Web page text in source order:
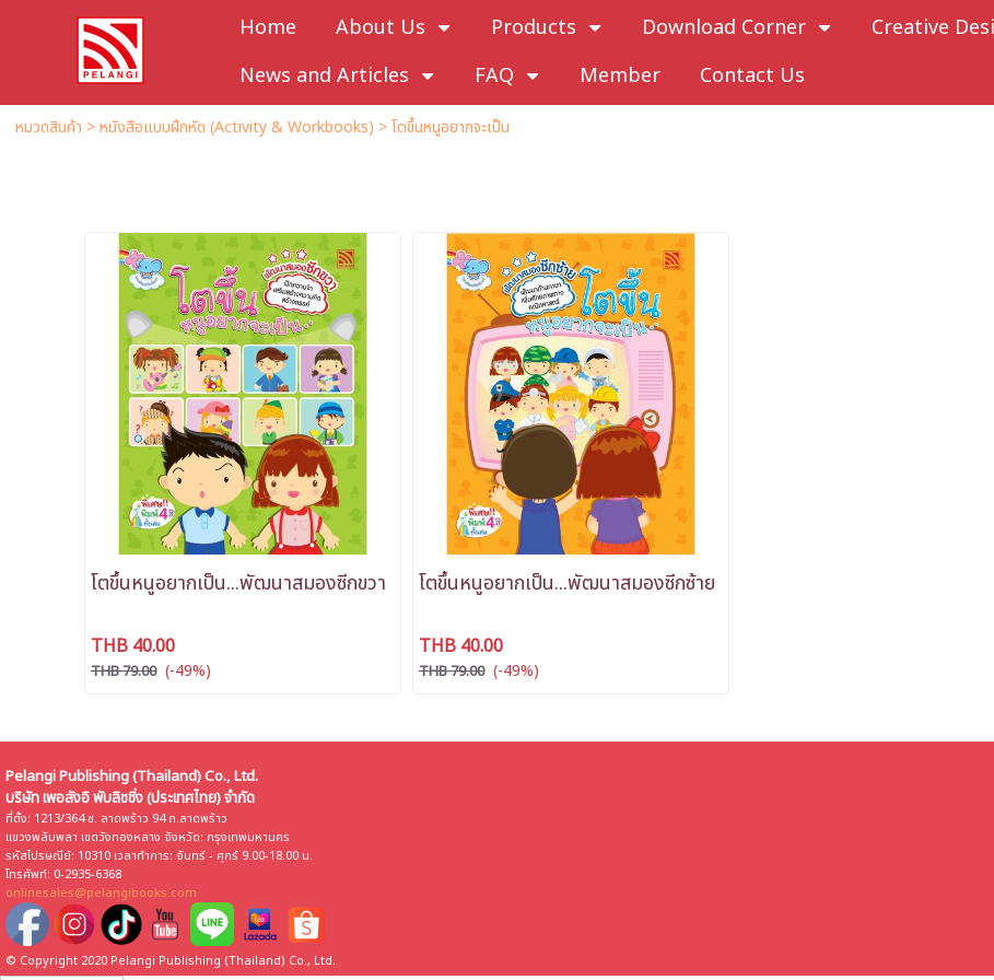
Home About Us Products Download Corner
Creative
News and Articles
FAQ Member Contact Us
หมวดสินค้า >หนังสือแบบฝึกหัด (Activity & Workbooks) >โตขึ้นหนูอยากจะเป็น
โตขึ้นหนูอยากเป็น...พัฒนาสมองซีกขวา
THB 40.00
THB 79.00 (-49%)
โตขึ้นหนูอยากเป็น...พัฒนาสมองซีกซ้าย
THB 40.00
THB 79.00 (-49%)
Pelangi Publishing (Thailand) Co., Ltd.
บริษัท เพอลังอิ พับลิชชิ่ง (ประเทศไทย) จำกัด
ที่ตั้ง: 1213/364 ซ. ลาดพร้าว 94 ถ.ลาดพร้าว
แขวงพลับพลา เขตวังทองหลาง จังหวัด: กรุงเทพมหานคร
รหัสไปรษณีย์: 10310 เวลาทำการ: จันทร์ - ศุกร์ 9.00-18.00 น.
โทรศัพท์: 0-2935-6368
onlinesales@pelangibooks.com
© Copyright 2020 Pelangi Publishing (Thailand) Co., Ltd.